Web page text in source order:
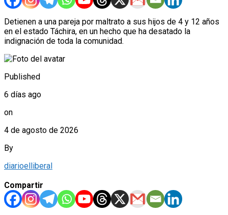
Detienen a una pareja por maltrato a sus hijos de 4 y 12 años
en el estado Táchira, en un hecho que ha desatado la
indignación de toda la comunidad.
Published
6 días ago
on
4 de agosto de 2026
By
diarioelliberal
Compartir